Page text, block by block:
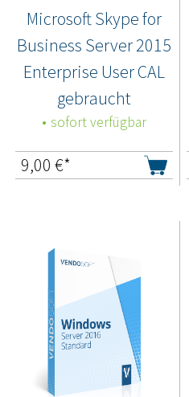
Microsoft Skype for
Business Server 2015
Enterprise User CAL
gebraucht
sofort verfügbar
9,00 €*